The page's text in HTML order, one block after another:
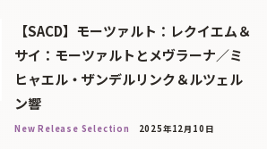
【SACD】モーツァルト：レクイエム＆
サイ：モーツァルトとメヴラーナ／ミ
ヒャエル・ザンデルリンク＆ルツェル
ン響
New Release Selection 2025年12月10日